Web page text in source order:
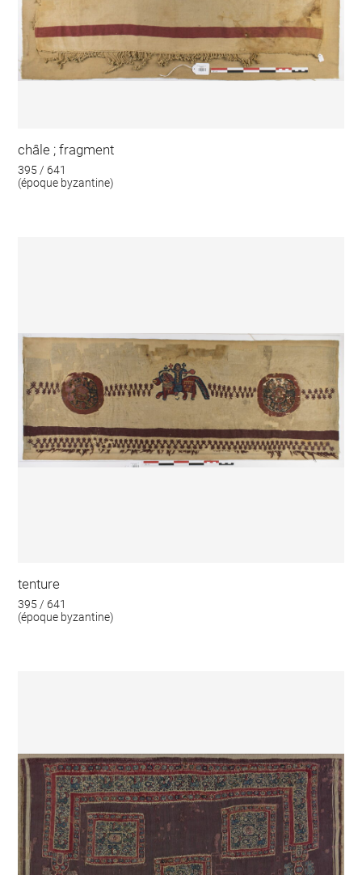
châle ; fragment
395 / 641
(époque byzantine)
tenture
395 / 641
(époque byzantine)